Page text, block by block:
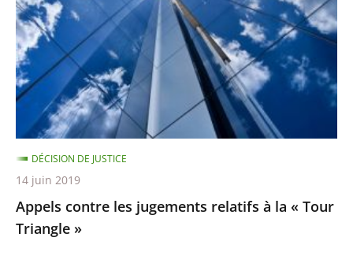
jugements
relatifs
à
la
«
Tour
Triangle
»
Appels contre les jugements relatifs à la « Tour
Triangle »
DÉCISION DE JUSTICE
14 juin 2019